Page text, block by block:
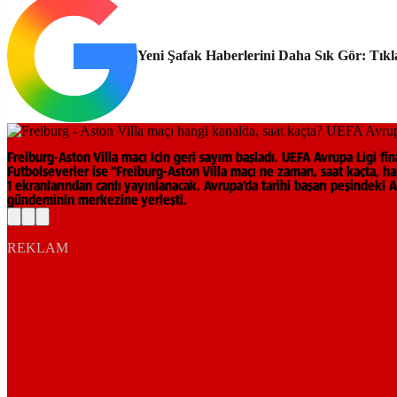
Yeni Şafak Haberlerini Daha Sık Gör:
Freiburg-Aston Villa maçı için geri sayım başladı. UEFA Avrupa
Futbolseverler ise “Freiburg-Aston Villa maçı ne zaman, saat kaçta,
1 ekranlarından canlı yayınlanacak. Avrupa’da tarihi başarı
gündeminin merkezine yerleşti.
REKLAM